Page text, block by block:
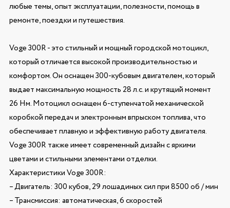
любые темы, опыт эксплуатации, полезности, помощь в
ремонте, поездки и путешествия.
Voge 300R - это стильный и мощный городской мотоцикл,
который отличается высокой производительностью и
комфортом. Он оснащен 300-кубовым двигателем, который
выдает максимальную мощность 28 л.с. и крутящий момент
26 Нм. Мотоцикл оснащен 6-ступенчатой механической
коробкой передач и электронным впрыском топлива, что
обеспечивает плавную и эффективную работу двигателя.
Voge 300R также имеет современный дизайн с яркими
цветами и стильными элементами отделки.
Характеристики Voge 300R:
– Двигатель: 300 кубов, 29 лошадиных сил при 8500 об / мин
– Трансмиссия: автоматическая, 6 скоростей